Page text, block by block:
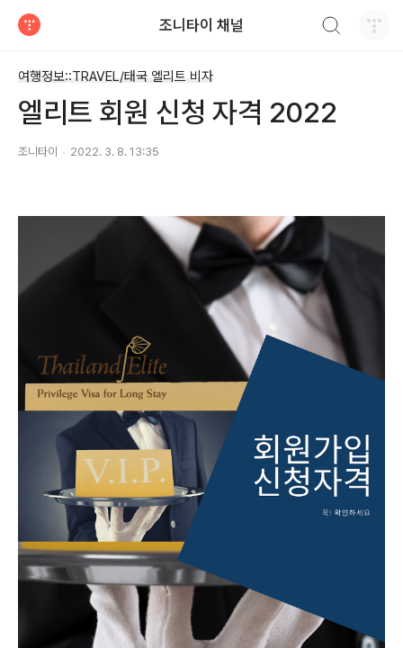
조니타이 채널
여행정보::TRAVEL/태국 엘리트 비자
엘리트 회원 신청 자격 2022
조니타이 2022. 3. 8. 13:35